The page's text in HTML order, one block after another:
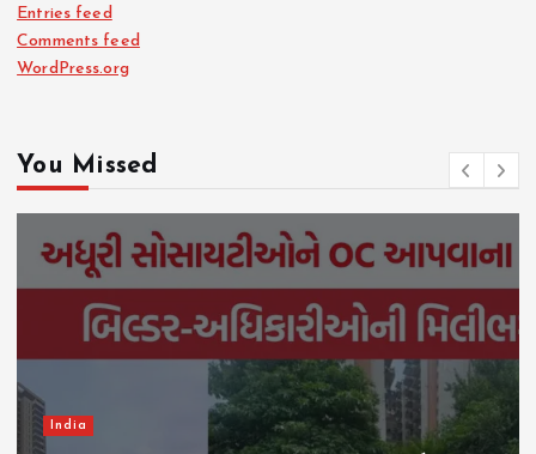
Entries feed
Comments feed
WordPress.org
You Missed
India